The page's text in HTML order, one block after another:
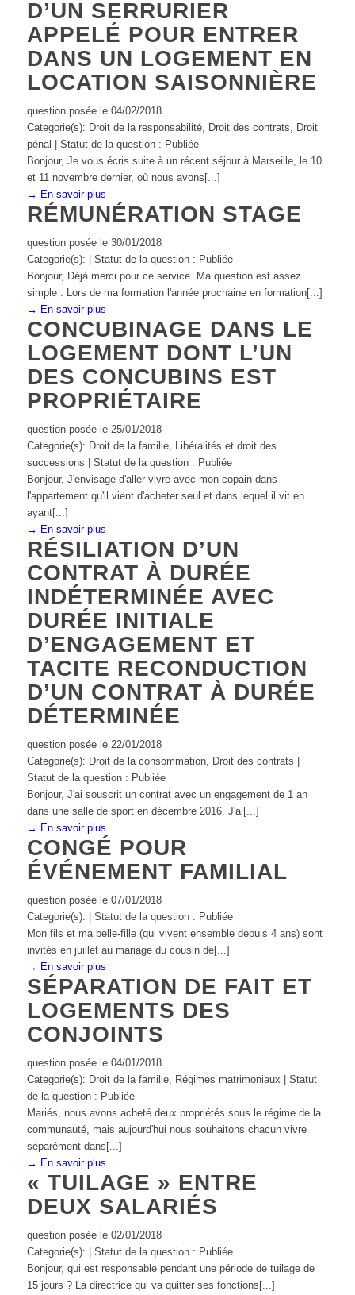
D’UN SERRURIER
APPELÉ POUR ENTRER
DANS UN LOGEMENT EN
LOCATION SAISONNIÈRE
question posée le 04/02/2018
Categorie(s): Droit de la responsabilité, Droit des contrats, Droit
pénal | Statut de la question : Publiée
Bonjour, Je vous écris suite à un récent séjour à Marseille, le 10
et 11 novembre dernier, où nous avons[...]
→ En savoir plus
RÉMUNÉRATION STAGE
question posée le 30/01/2018
Categorie(s): | Statut de la question : Publiée
Bonjour, Déjà merci pour ce service. Ma question est assez
simple : Lors de ma formation l'année prochaine en formation[...]
→ En savoir plus
CONCUBINAGE DANS LE
LOGEMENT DONT L’UN
DES CONCUBINS EST
PROPRIÉTAIRE
question posée le 25/01/2018
Categorie(s): Droit de la famille, Libéralités et droit des
successions | Statut de la question : Publiée
Bonjour, J'envisage d'aller vivre avec mon copain dans
l'appartement qu'il vient d'acheter seul et dans lequel il vit en
ayant[...]
→ En savoir plus
RÉSILIATION D’UN
CONTRAT À DURÉE
INDÉTERMINÉE AVEC
DURÉE INITIALE
D’ENGAGEMENT ET
TACITE RECONDUCTION
D’UN CONTRAT À DURÉE
DÉTERMINÉE
question posée le 22/01/2018
Categorie(s): Droit de la consommation, Droit des contrats |
Statut de la question : Publiée
Bonjour, J'ai souscrit un contrat avec un engagement de 1 an
dans une salle de sport en décembre 2016. J'ai[...]
→ En savoir plus
CONGÉ POUR
ÉVÉNEMENT FAMILIAL
question posée le 07/01/2018
Categorie(s): | Statut de la question : Publiée
Mon fils et ma belle-fille (qui vivent ensemble depuis 4 ans) sont
invités en juillet au mariage du cousin de[...]
→ En savoir plus
SÉPARATION DE FAIT ET
LOGEMENTS DES
CONJOINTS
question posée le 04/01/2018
Categorie(s): Droit de la famille, Régimes matrimoniaux | Statut
de la question : Publiée
Mariés, nous avons acheté deux propriétés sous le régime de la
communauté, mais aujourd'hui nous souhaitons chacun vivre
séparément dans[...]
→ En savoir plus
« TUILAGE » ENTRE
DEUX SALARIÉS
question posée le 02/01/2018
Categorie(s): | Statut de la question : Publiée
Bonjour, qui est responsable pendant une période de tuilage de
15 jours ? La directrice qui va quitter ses fonctions[...]